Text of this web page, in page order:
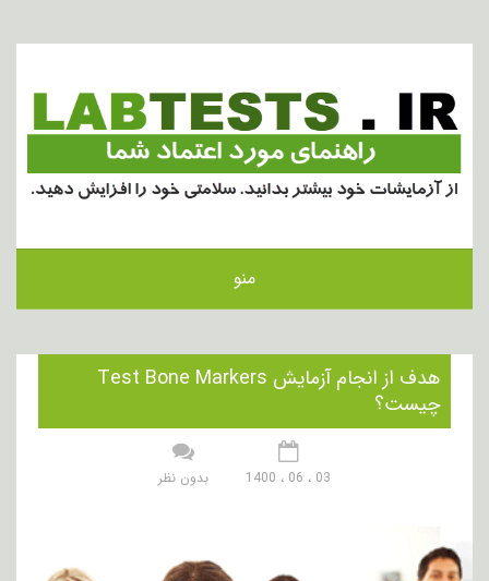
منو
هدف از انجام آزمایش Test Bone Markers
چیست؟
03 ، 06 ، 1400 بدون نظر